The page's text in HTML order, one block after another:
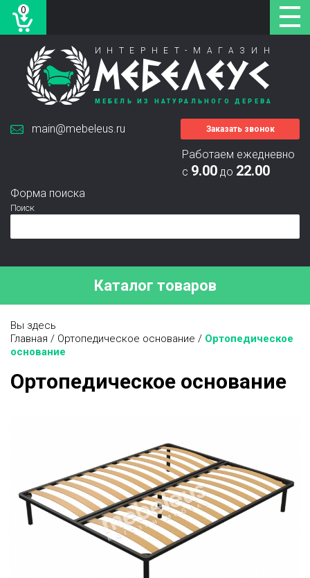
0
ИНТЕРНЕТ-МАГАЗИН
МЕБЕЛЕУС
МЕБЕЛЬ ИЗ НАТУРАЛЬНОГО ДЕРЕВА
Работаем ежедневно
с 9.00 до 22.00
Форма поиска
Поиск
main@mebeleus.ru Заказать звонок
Каталог товаров
Вы здесь
Главная / Ортопедическое основание / Ортопедическое
основание
Ортопедическое основание